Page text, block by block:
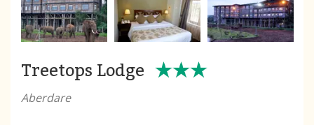
Treetops Lodge
Aberdare